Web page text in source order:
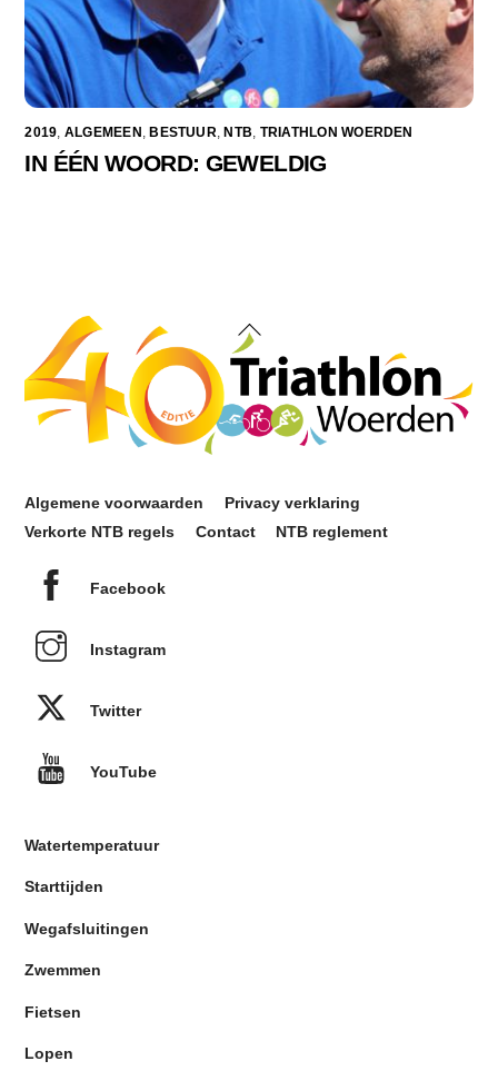
2019 ALGEMEEN ,BESTUUR ,NTB TRIATHLON WOERDEN
IN ÉÉN WOORD: GEWELDIG
Back
To
Top
Algemene voorwaarden
Privacy verklaring
Verkorte NTB regels
Contact NTB reglement
Facebook
Instagram
Twitter
YouTube
Watertemperatuur
Starttijden
Wegafsluitingen
Zwemmen
Fietsen
Lopen